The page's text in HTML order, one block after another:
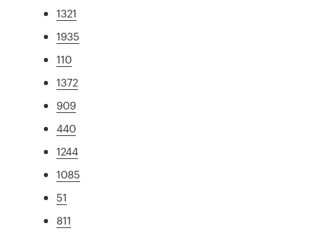
1321
1935
110
1372
909
440
1244
1085
51
811